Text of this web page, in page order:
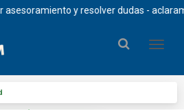
y resolver dudas -